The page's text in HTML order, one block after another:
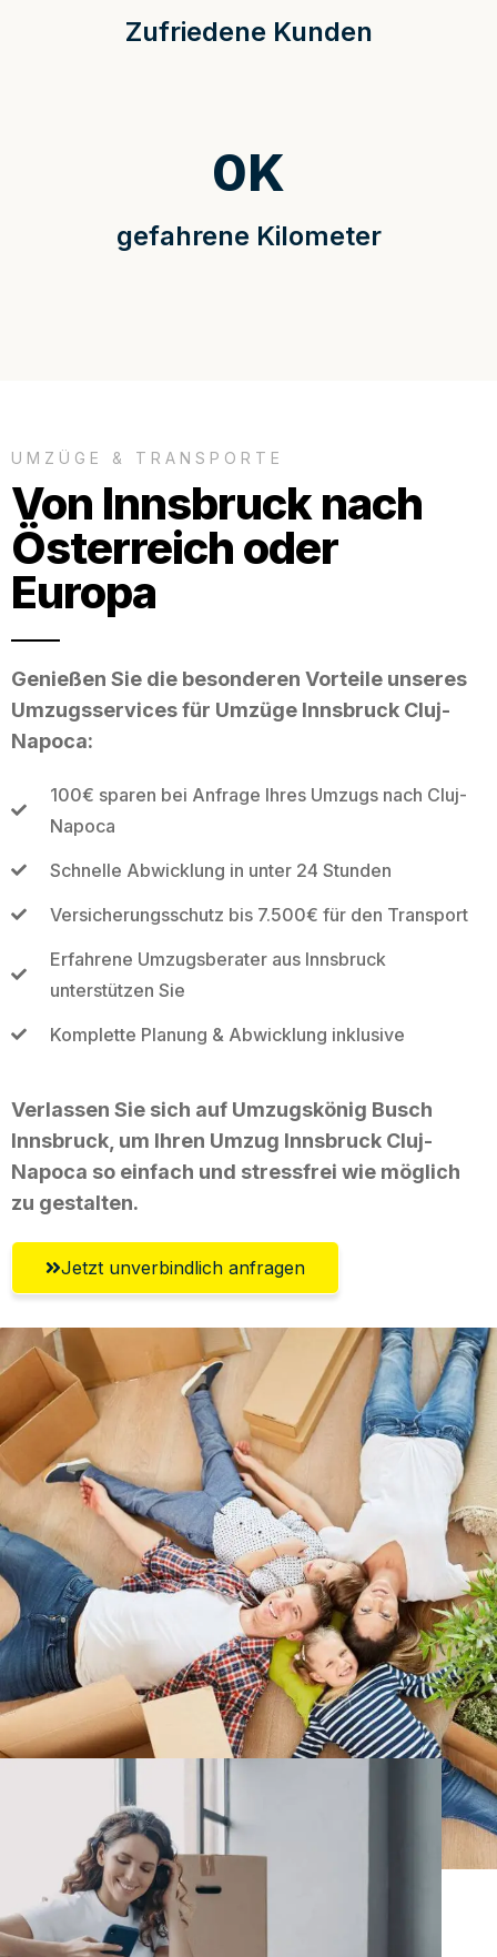
Zufriedene Kunden
gefahrene Kilometer
0K
UMZÜGE & TRANSPORTE
Von Innsbruck nach
Österreich oder
Europa
Genießen Sie die besonderen Vorteile unseres
Umzugsservices für Umzüge Innsbruck Cluj-
Napoca:
100€ sparen bei Anfrage Ihres Umzugs nach Cluj-
Napoca
Schnelle Abwicklung in unter 24 Stunden
Versicherungsschutz bis 7.500€ für den Transport
Erfahrene Umzugsberater aus Innsbruck
unterstützen Sie
Komplette Planung & Abwicklung inklusive
Verlassen Sie sich auf Umzugskönig Busch
Innsbruck, um Ihren Umzug Innsbruck Cluj-
Napoca so einfach und stressfrei wie möglich
zu gestalten.
Jetzt unverbindlich anfragen